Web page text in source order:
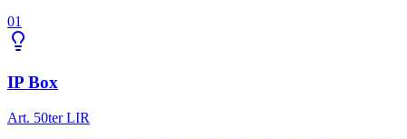
01
IP Box
Art. 50ter LIR